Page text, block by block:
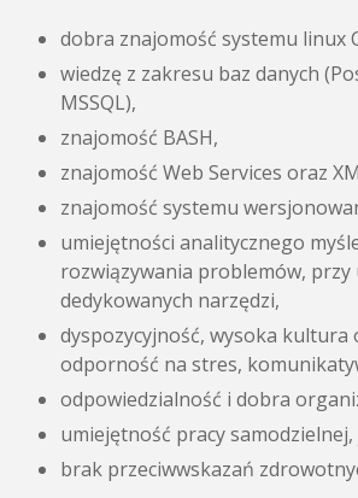
dobra znajomość systemu linux
wiedzę z zakresu baz danych
MSSQL),
znajomość BASH,
znajomość Web Services oraz
znajomość systemu
umiejętności analitycznego
rozwiązywania problemów, przy
dedykowanych narzędzi,
dyspozycyjność, wysoka kultura
odporność na stres,
odpowiedzialność i dobra
umiejętność pracy
brak przeciwwskazań